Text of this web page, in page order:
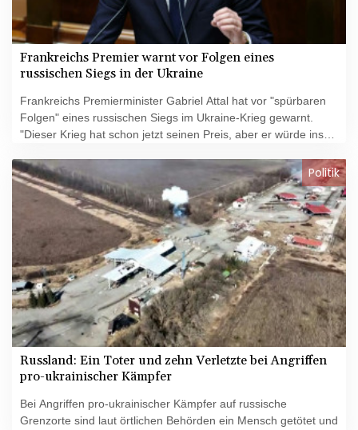
Frankreichs Premier warnt vor Folgen eines
russischen Siegs in der Ukraine
Frankreichs Premierminister Gabriel Attal hat vor "spürbaren
Folgen" eines russischen Siegs im Ukraine-Krieg gewarnt.
"Dieser Krieg hat schon jetzt seinen Preis, aber er würde ins
würde", sagte Attal am Dienstag in einer Parlamentsdebatte
über Frankreichs Ukraine-Politik. Das Parlament billigte
anschließend eine bereits unterzeichnete
Sicherheitsvereinbarung mit Kiew.
Politik
Russland: Ein Toter und zehn Verletzte bei Angriffen
pro-ukrainischer Kämpfer
Bei Angriffen pro-ukrainischer Kämpfer auf russische
Grenzorte sind laut örtlichen Behörden ein Mensch getötet und